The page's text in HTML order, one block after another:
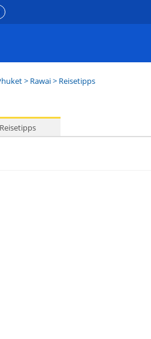
> Rawai> Reisetipps
Reisetipps